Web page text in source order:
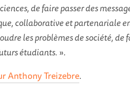
de faire passer des
collaborative et partenariale
les problèmes de société,
étudiants. ».
Anthony Treizebre.